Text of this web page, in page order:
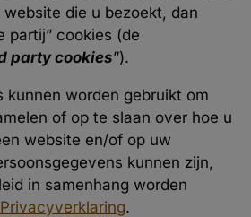
die u bezoekt, dan
partij” cookies (de
party cookies”).
kunnen worden gebruikt om
of op te slaan over hoe u
website en/of op uw
kunnen zijn,
in samenhang worden
Privacyverklaring.